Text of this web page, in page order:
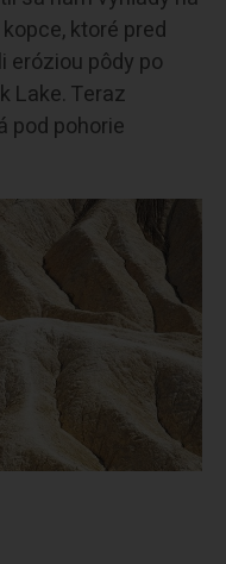
ktoré pred
eróziou pôdy po
Lake. Teraz
pod pohorie